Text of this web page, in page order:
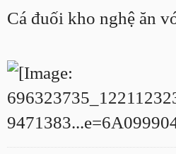
Cá đuối kho nghệ ăn